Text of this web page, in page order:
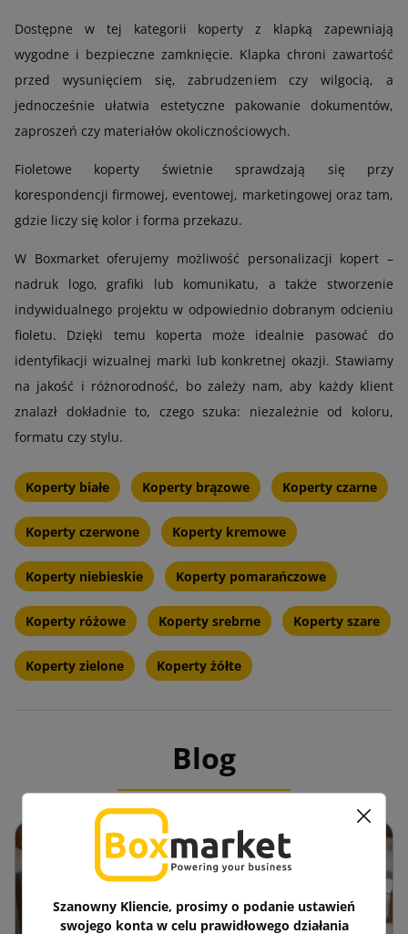
Dostępne w tej kategorii koperty z klapką zapewniają
wygodne i bezpieczne zamknięcie. Klapka chroni zawartość
przed wysunięciem się, zabrudzeniem czy wilgocią, a
jednocześnie ułatwia estetyczne pakowanie dokumentów,
zaproszeń czy materiałów okolicznościowych.
Fioletowe koperty świetnie sprawdzają się przy
korespondencji firmowej, eventowej, marketingowej oraz tam,
gdzie liczy się kolor i forma przekazu.
W Boxmarket oferujemy możliwość personalizacji kopert –
nadruk logo, grafiki lub komunikatu, a także stworzenie
indywidualnego projektu w odpowiednio dobranym odcieniu
fioletu. Dzięki temu koperta może idealnie pasować do
identyfikacji wizualnej marki lub konkretnej okazji. Stawiamy
na jakość i różnorodność, bo zależy nam, aby każdy klient
znalazł dokładnie to, czego szuka: niezależnie od koloru,
formatu czy stylu.
Koperty białe Koperty brązowe Koperty czarne
Koperty czerwone Koperty kremowe
Koperty niebieskie Koperty pomarańczowe
Koperty różowe Koperty srebrne Koperty szare
Koperty zielone Koperty żółte
Blog
Szanowny Kliencie, prosimy o podanie ustawień
swojego konta w celu prawidłowego działania